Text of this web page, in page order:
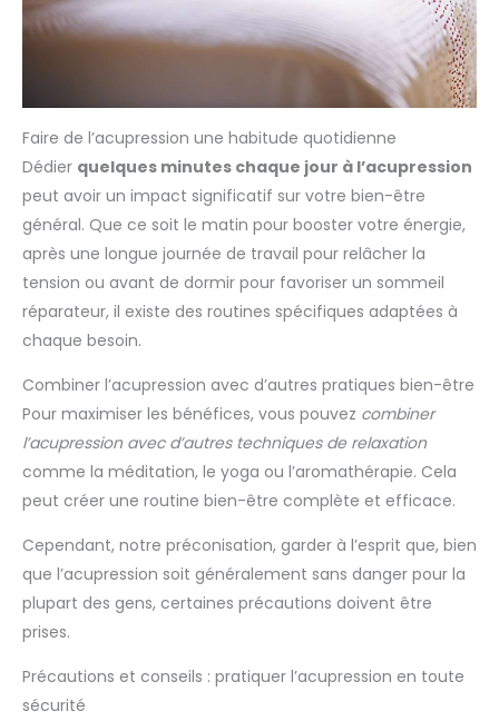
Faire de l’acupression une habitude quotidienne
Dédier quelques minutes chaque jour à l’acupression
peut avoir un impact significatif sur votre bien-être
général. Que ce soit le matin pour booster votre énergie,
après une longue journée de travail pour relâcher la
tension ou avant de dormir pour favoriser un sommeil
réparateur, il existe des routines spécifiques adaptées à
chaque besoin.
Combiner l’acupression avec d’autres pratiques bien-être
Pour maximiser les bénéfices, vous pouvez combiner
l’acupression avec d’autres techniques de relaxation
comme la méditation, le yoga ou l’aromathérapie. Cela
peut créer une routine bien-être complète et efficace.
Cependant, notre préconisation, garder à l’esprit que, bien
que l’acupression soit généralement sans danger pour la
plupart des gens, certaines précautions doivent être
prises.
Précautions et conseils : pratiquer l’acupression en toute
sécurité